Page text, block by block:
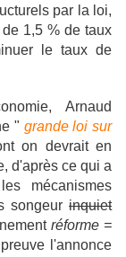
par la loi,
1,5 % de taux
le taux de
Arnaud
" grande loi sur
on devrait en
d'après ce qui a
mécanismes
songeur inquiet
réforme =
l'annonce